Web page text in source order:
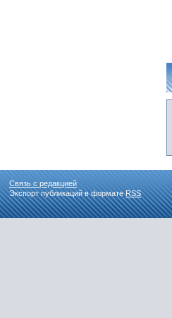
Связь с редакцией
Экспорт публикаций в форматеRSS